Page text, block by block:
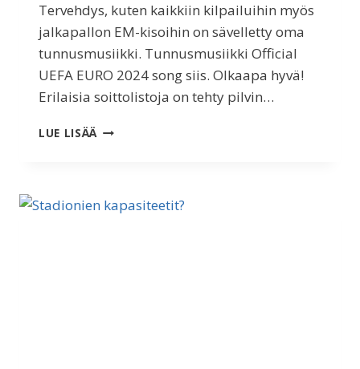
Tervehdys, kuten kaikkiin kilpailuihin myös
jalkapallon EM-kisoihin on sävelletty oma
tunnusmusiikki. Tunnusmusiikki Official
UEFA EURO 2024 song siis. Olkaapa hyvä!
Erilaisia soittolistoja on tehty pilvin…
LUE LISÄÄ EM-